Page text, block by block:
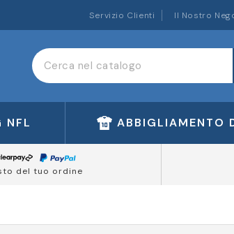
Servizio Clienti Il Nostro
NFL ABBIGLIAMENTO
del tuo ordine